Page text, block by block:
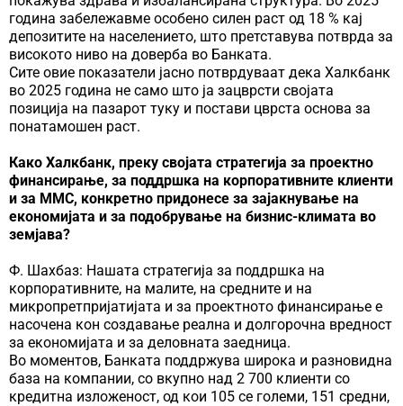
година забележавме особено силен раст од 18 % кај
депозитите на населението, што претставува потврда за
високото ниво на доверба во Банката.
Сите овие показатели јасно потврдуваат дека Халкбанк
во 2025 година не само што ја зацврсти својата
позиција на пазарот туку и постави цврста основа за
понатамошен раст.
Како Халкбанк, преку својата стратегија за проектно
финансирање, за поддршка на корпоративните клиенти
и за ММС, конкретно придонесе за зајакнување на
економијата и за подобрување на бизнис-климата во
земјава?
Ф. Шахбаз: Нашата стратегија за поддршка на
корпоративните, на малите, на средните и на
микропретпријатијата и за проектното финансирање е
насочена кон создавање реална и долгорочна вредност
за економијата и за деловната заедница.
Во моментов, Банката поддржува широка и разновидна
база на компании, со вкупно над 2 700 клиенти со
кредитна изложеност, од кои 105 се големи, 151 средни,